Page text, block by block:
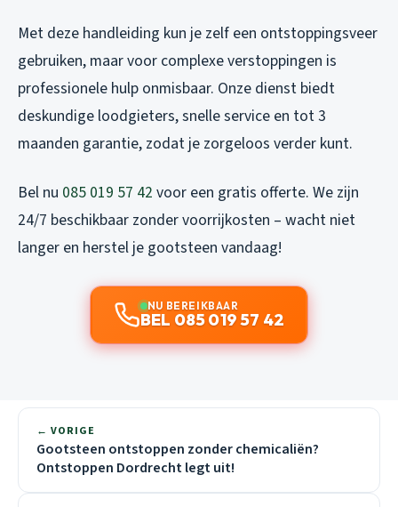
Met deze handleiding kun je zelf een ontstoppingsveer
gebruiken, maar voor complexe verstoppingen is
professionele hulp onmisbaar. Onze dienst biedt
deskundige loodgieters, snelle service en tot 3
maanden garantie, zodat je zorgeloos verder kunt.
Bel nu 085 019 57 42 voor een gratis offerte. We zijn
24/7 beschikbaar zonder voorrijkosten – wacht niet
langer en herstel je gootsteen vandaag!
NU BEREIKBAAR
BEL 085 019 57 42
← VORIGE
Gootsteen ontstoppen zonder chemicaliën?
Ontstoppen Dordrecht legt uit!